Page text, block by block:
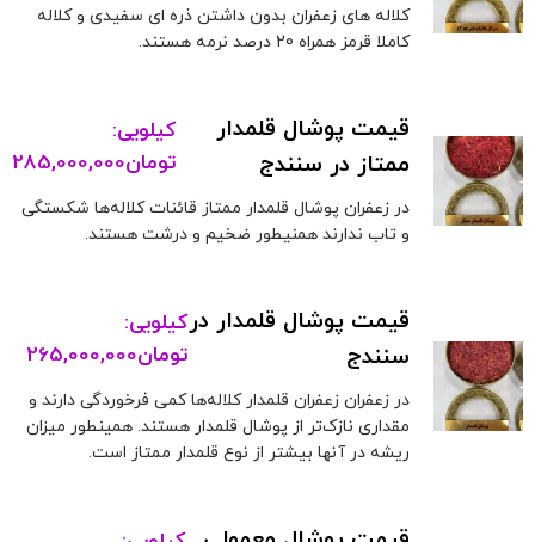
کلاله های زعفران بدون داشتن ذره ای سفیدی و کلاله
کاملا قرمز همراه 20 درصد نرمه هستند.
قیمت پوشال قلمدار
ممتاز در سنندج
کیلویی:
تومان285,000,000
در زعفران پوشال قلمدار ممتاز قائنات کلاله‌ها شکستگی
و تاب ندارند همنیطور ضخیم و درشت هستند.
قیمت پوشال قلمدار در
سنندج
کیلویی:
تومان265,000,000
در زعفران زعفران قلمدار کلاله‌ها کمی فرخوردگی دارند و
مقداری نازک‌تر از پوشال قلمدار هستند. همینطور میزان
ریشه در آنها بیشتر از نوع قلمدار ممتاز است.